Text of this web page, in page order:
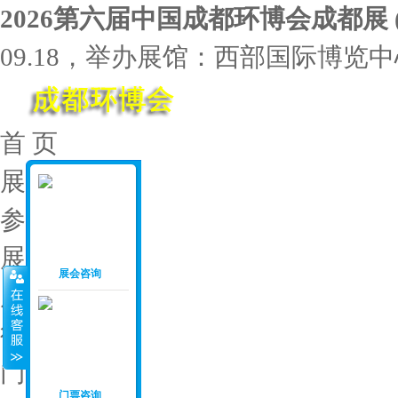
‌2026第六届中国成都环博会成都展
09.18，举办展馆：西部国际博览
首 页
展会介绍
参展范围
展位价格
展会资料
往届回顾
门票申请
展会咨询
门票咨询